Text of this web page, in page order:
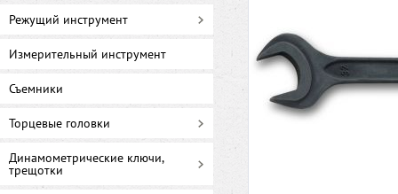
Режущий инструмент
Измерительный инструмент
Съемники
Торцевые головки
Динамометрические ключи,
трещотки